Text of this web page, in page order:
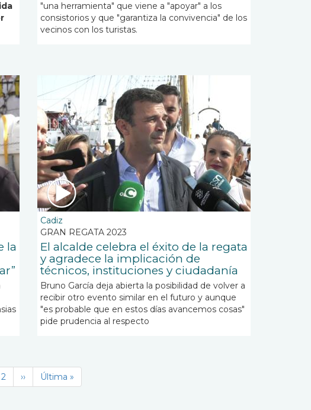
"una herramienta" que viene a "apoyar" a los
consistorios y que "garantiza la convivencia" de los
vecinos con los turistas.
la
Cadiz
GRAN REGATA 2023
El alcalde celebra el éxito de la regata
y agradece la implicación de
técnicos, instituciones y ciudadanía
Bruno García deja abierta la posibilidad de volver a
recibir otro evento similar en el futuro y aunque
"es probable que en estos días avancemos cosas"
pide prudencia al respecto
Page
2
Siguiente
página
››
Última
página
Última »